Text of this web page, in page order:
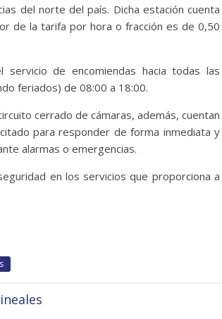
del norte del país. Dicha estación cuenta
de la tarifa por hora o fracción es de 0,50
de encomiendas hacia todas las
feriados) de 08:00 a 18:00.
cerrado de cámaras, además, cuentan
para responder de forma inmediata y
alarmas o emergencias.
en los servicios que proporciona a